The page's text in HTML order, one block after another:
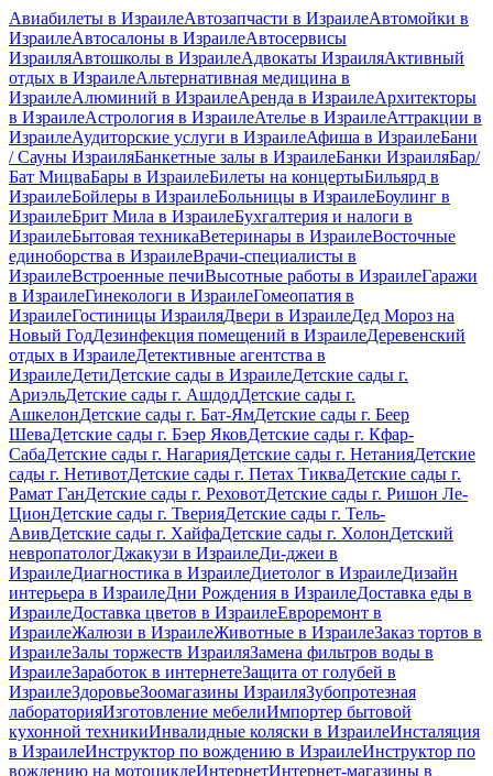
Авиабилеты в ИзраилеАвтозапчасти в ИзраилеАвтомойки в
ИзраилеАвтосалоны в ИзраилеАвтосервисы
ИзраиляАвтошколы в ИзраилеАдвокаты ИзраиляАктивный
отдых в ИзраилеАльтернативная медицина в
ИзраилеАлюминий в ИзраилеАренда в ИзраилеАрхитекторы
в ИзраилеАстрология в ИзраилеАтелье в ИзраилеАттракции в
ИзраилеАудиторские услуги в ИзраилеАфиша в ИзраилеБани
/ Сауны ИзраиляБанкетные залы в ИзраилеБанки ИзраиляБар/
Бат МицваБары в ИзраилеБилеты на концертыБильярд в
ИзраилеБойлеры в ИзраилеБольницы в ИзраилеБоулинг в
ИзраилеБрит Мила в ИзраилеБухгалтерия и налоги в
ИзраилеБытовая техникаВетеринары в ИзраилеВосточные
единоборства в ИзраилеВрачи-специалисты в
ИзраилеВстроенные печиВысотные работы в ИзраилеГаражи
в ИзраилеГинекологи в ИзраилеГомеопатия в
ИзраилеГостиницы ИзраиляДвери в ИзраилеДед Мороз на
Новый ГодДезинфекция помещений в ИзраилеДеревенский
отдых в ИзраилеДетективные агентства в
ИзраилеДетиДетские сады в ИзраилеДетские сады г.
АриэльДетские сады г. АшдодДетские сады г.
АшкелонДетские сады г. Бат-ЯмДетские сады г. Беер
ШеваДетские сады г. Бэер ЯковДетские сады г. Кфар-
СабаДетские сады г. НагарияДетские сады г. НетанияДетские
сады г. НетивотДетские сады г. Петах ТикваДетские сады г.
Рамат ГанДетские сады г. РеховотДетские сады г. Ришон Ле-
ЦионДетские сады г. ТверияДетские сады г. Тель-
АвивДетские сады г. ХайфаДетские сады г. ХолонДетский
невропатологДжакузи в ИзраилеДи-джеи в
ИзраилеДиагностика в ИзраилеДиетолог в ИзраилеДизайн
интерьера в ИзраилеДни Рождения в ИзраилеДоставка еды в
ИзраилеДоставка цветов в ИзраилеЕвроремонт в
ИзраилеЖалюзи в ИзраилеЖивотные в ИзраилеЗаказ тортов в
ИзраилеЗалы торжеств ИзраиляЗамена фильтров воды в
ИзраилеЗаработок в интернетеЗащита от голубей в
ИзраилеЗдоровьеЗоомагазины ИзраиляЗубопротезная
лабораторияИзготовление мебелиИмпортер бытовой
кухонной техникиИнвалидные коляски в ИзраилеИнсталяция
в ИзраилеИнструктор по вождению в ИзраилеИнструктор по
вождению на мотоциклеИнтернетИнтернет-магазины в